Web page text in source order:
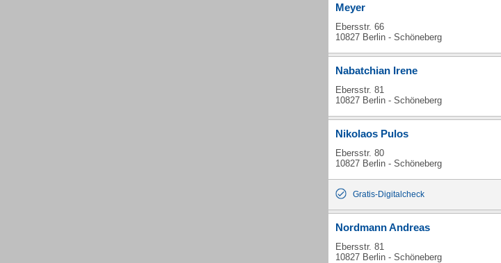
Meyer
Ebersstr. 66
10827 Berlin - Schöneberg
Nabatchian Irene
Ebersstr. 81
10827 Berlin - Schöneberg
Nikolaos Pulos
Ebersstr. 80
10827 Berlin - Schöneberg
Gratis-Digitalcheck
Nordmann Andreas
Ebersstr. 81
10827 Berlin - Schöneberg